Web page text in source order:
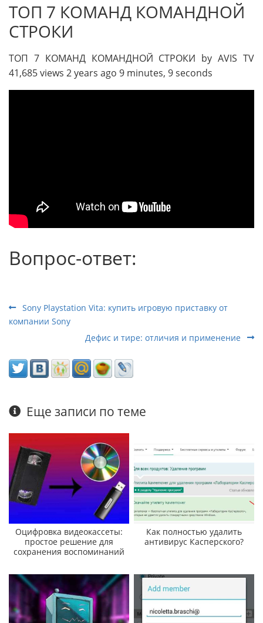
ТОП 7 КОМАНД КОМАНДНОЙ
СТРОКИ
ТОП 7 КОМАНД КОМАНДНОЙ СТРОКИ by AVIS TV
41,685 views 2 years ago 9 minutes, 9 seconds
Вопрос-ответ:
Sony Playstation Vita: купить игровую приставку от
компании Sony
Дефис и тире: отличия и применение
Еще записи по теме
Оцифровка видеокассеты:
простое решение для
сохранения воспоминаний
Как полностью удалить
антивирус Касперского?